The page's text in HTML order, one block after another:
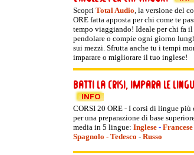
Scopri Total Audio, la versione del
ORE fatta apposta per chi come te
tempo viaggiando! Ideale per chi fa il
pendolare o compie ogni giorno
sui mezzi. Sfrutta anche tu i tempi
imparare o migliorare il tuo inglese!
CORSI 20 ORE - I corsi di lingue più
per una preparazione di base
media in 5 lingue: Inglese - Francese
Spagnolo - Tedesco - Russo